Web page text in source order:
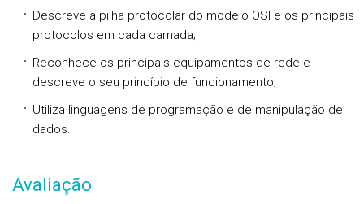
Descreve a pilha protocolar do modelo OSI e os principais
protocolos em cada camada;
Reconhece os principais equipamentos de rede e
descreve o seu princípio de funcionamento;
Utiliza linguagens de programação e de manipulação de
dados.
Avaliação